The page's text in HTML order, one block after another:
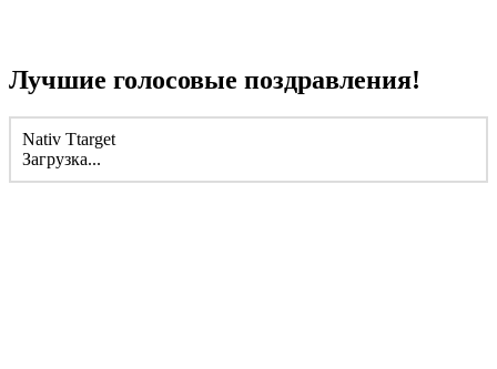
Лучшие голосовые поздравления!
Nativ Ttarget
Загрузка...